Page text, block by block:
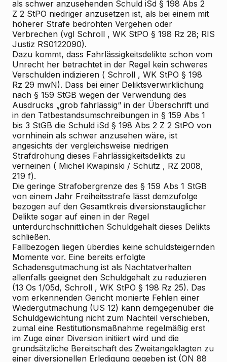
als schwer anzusehenden Schuld iSd § 198 Abs 2
Z 2 StPO niedriger anzusetzen ist, als bei einem mit
höherer Strafe bedrohten Vergehen oder
Verbrechen (vgl Schroll , WK StPO § 198 Rz 28; RIS
Justiz RS0122090).
Dazu kommt, dass Fahrlässigkeitsdelikte schon vom
Unrecht her betrachtet in der Regel kein schweres
Verschulden indizieren ( Schroll , WK StPO § 198
Rz 29 mwN). Dass bei einer Deliktsverwirklichung
nach § 159 StGB wegen der Verwendung des
Ausdrucks „grob fahrlässig“ in der Überschrift und
in den Tatbestandsumschreibungen in § 159 Abs 1
bis 3 StGB die Schuld iSd § 198 Abs 2 Z 2 StPO von
vornhinein als schwer anzusehen wäre, ist
angesichts der vergleichsweise niedrigen
Strafdrohung dieses Fahrlässigkeitsdelikts zu
verneinen ( Michel Kwapinski / Schütz , RZ 2008,
219 f).
Die geringe Strafobergrenze des § 159 Abs 1 StGB
von einem Jahr Freiheitsstrafe lässt demzufolge
bezogen auf den Gesamtkreis diversionstauglicher
Delikte sogar auf einen in der Regel
unterdurchschnittlichen Schuldgehalt dieses Delikts
schließen.
Fallbezogen liegen überdies keine schuldsteigernden
Momente vor. Eine bereits erfolgte
Schadensgutmachung ist als Nachtatverhalten
allenfalls geeignet den Schuldgehalt zu reduzieren
(13 Os 1/05d, Schroll , WK StPO § 198 Rz 25). Das
vom erkennenden Gericht monierte Fehlen einer
Wiedergutmachung (US 12) kann demgegenüber die
Schuldgewichtung nicht zum Nachteil verschieben,
zumal eine Restitutionsmaßnahme regelmäßig erst
im Zuge einer Diversion initiiert wird und die
grundsätzliche Bereitschaft des Zweitangeklagten zu
einer diversionellen Erledigung gegeben ist (ON 88